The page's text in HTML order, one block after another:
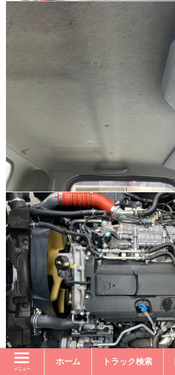
メニュー
ホーム トラック検索